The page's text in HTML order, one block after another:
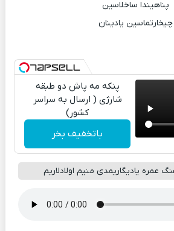
پناهیندا ساخلاسین
چیخارتماسین یادینان
پنکه مه پاش دو طبقه
شارژی ( ارسال به سراسر
کشور)
باتخفیف بخر
عمره یادیگاریمدی منیم اولادلاریم